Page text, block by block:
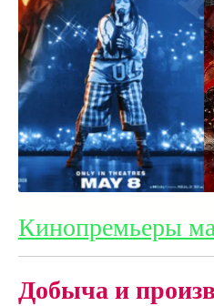
Кинопремьеры
Добыча и